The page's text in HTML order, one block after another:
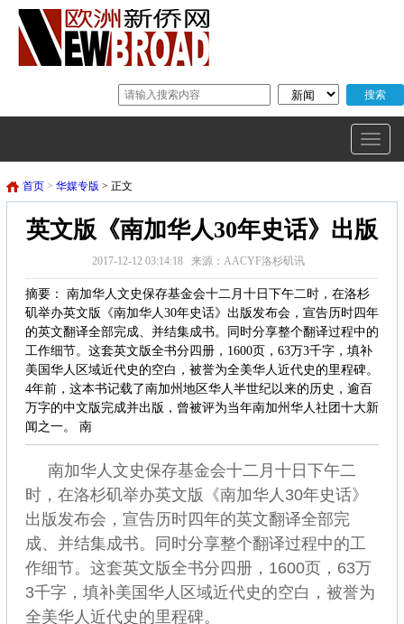
首页 > 华媒专版 > 正文
英文版《南加华人30年史话》出版
2017-12-12 03:14:18 来源：AACYF洛杉矶讯
摘要： 南加华人文史保存基金会十二月十日下午二时，在洛杉
矶举办英文版《南加华人30年史话》出版发布会，宣告历时四年
的英文翻译全部完成、并结集成书。同时分享整个翻译过程中的
工作细节。这套英文版全书分四册，1600页，63万3千字，填补
美国华人区域近代史的空白，被誉为全美华人近代史的里程碑。
4年前，这本书记载了南加州地区华人半世纪以来的历史，逾百
万字的中文版完成并出版，曾被评为当年南加州华人社团十大新
闻之一。 南
南加华人文史保存基金会十二月十日下午二
时，在洛杉矶举办英文版《南加华人30年史话》
出版发布会，宣告历时四年的英文翻译全部完
成、并结集成书。同时分享整个翻译过程中的工
作细节。这套英文版全书分四册，1600页，63万
3千字，填补美国华人区域近代史的空白，被誉为
全美华人近代史的里程碑。